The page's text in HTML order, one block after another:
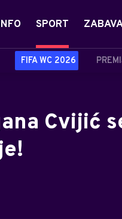
SPORT
FIFA WC 2026
Cvijić